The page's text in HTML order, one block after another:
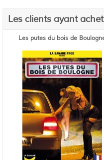
Les clients ayant
Les putes du bois de